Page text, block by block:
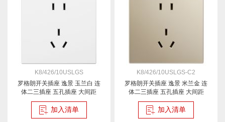
K8/426/10USLGS
罗格朗开关插座 逸景 玉兰白 连
体二三插座 五孔插座 大间距
10A
加入清单
K8/426/10USLGS-C2
罗格朗开关插座 逸景 米兰金 连
体二三插座 五孔插座 大间距
10A
加入清单